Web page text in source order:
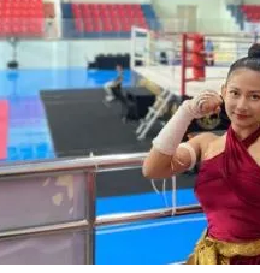
layanan
Bogor dalam acara
Barat, Minggu (17/5/
kesehatan gratis,
jantung (Cath Lab)
Arif Firmansyah.